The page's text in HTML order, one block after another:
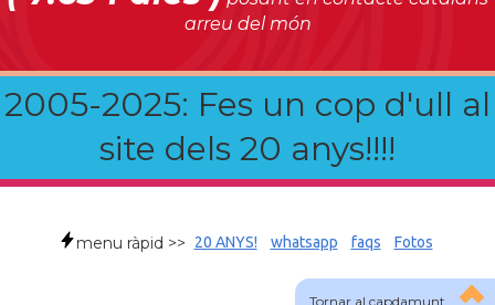
arreu del món
2005-2025: Fes un cop d'ull al
site dels 20 anys!!!!
Tornar al capdamunt
menu ràpid >> 20 ANYS! whatsapp faqs Fotos